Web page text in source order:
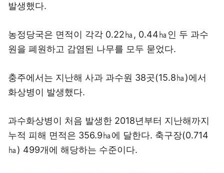
발생했다.
농정당국은 면적이 각각 0.22㏊, 0.44㏊인 두 과수
원을 폐원하고 감염된 나무를 모두 묻었다.
충주에서는 지난해 사과 과수원 38곳(15.8㏊)에서
화상병이 발생했다.
과수화상병이 처음 발생한 2018년부터 지난해까지
누적 피해 면적은 356.9㏊에 달한다. 축구장(0.714
㏊) 499개에 해당하는 수준이다.